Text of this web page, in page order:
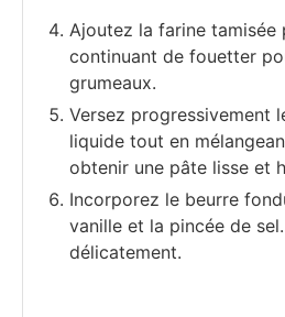
Ajoutez la farine
continuant de fouetter
grumeaux.
Versez progressivement
liquide tout en
obtenir une pâte lisse et
Incorporez le beurre
vanille et la pincée de
délicatement.